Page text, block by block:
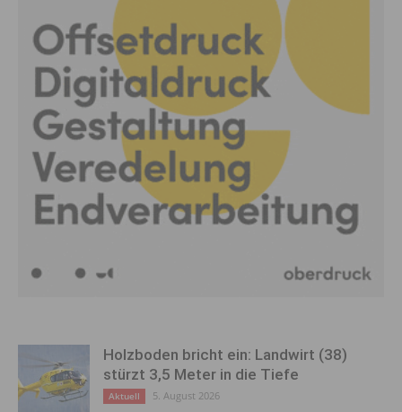
Holzboden bricht ein: Landwirt (38)
stürzt 3,5 Meter in die Tiefe
Aktuell 5. August 2026